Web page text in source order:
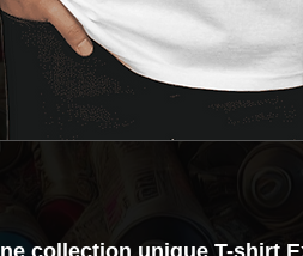
collection unique T-shirt